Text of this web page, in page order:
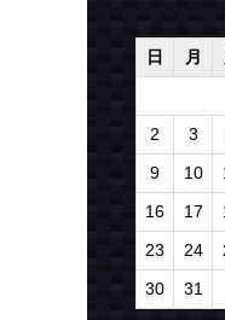
日
月
2
3
9
10
16
17
23
24
30
31